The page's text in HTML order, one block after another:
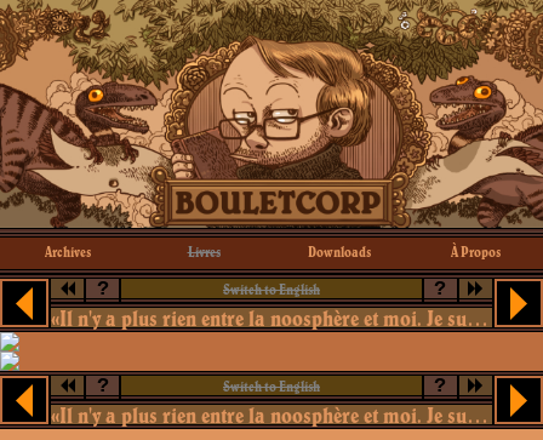
Archives Livres Downloads À Propos
? Switch to English ?
«Il n'y a plus rien entre la noosphère et moi. Je suis un pur esprit créatif.»
? Switch to English ?
«Il n'y a plus rien entre la noosphère et moi. Je suis un pur esprit créatif.»